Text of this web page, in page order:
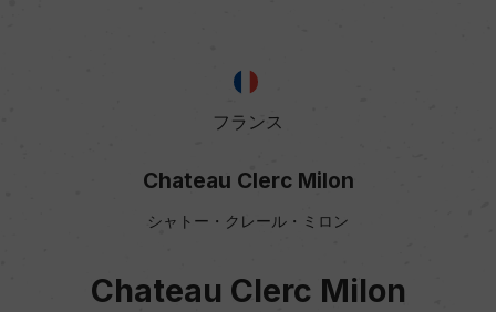
フランス
Chateau Clerc Milon
シャトー・クレール・ミロン
Chateau Clerc Milon